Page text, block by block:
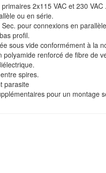
2x115 VAC et 230 VAC .
ou en série.
pour connexions en
profil.
sous vide conformément à la
polyamide renforcé de fibre de
spires.
parasite
pour un montage